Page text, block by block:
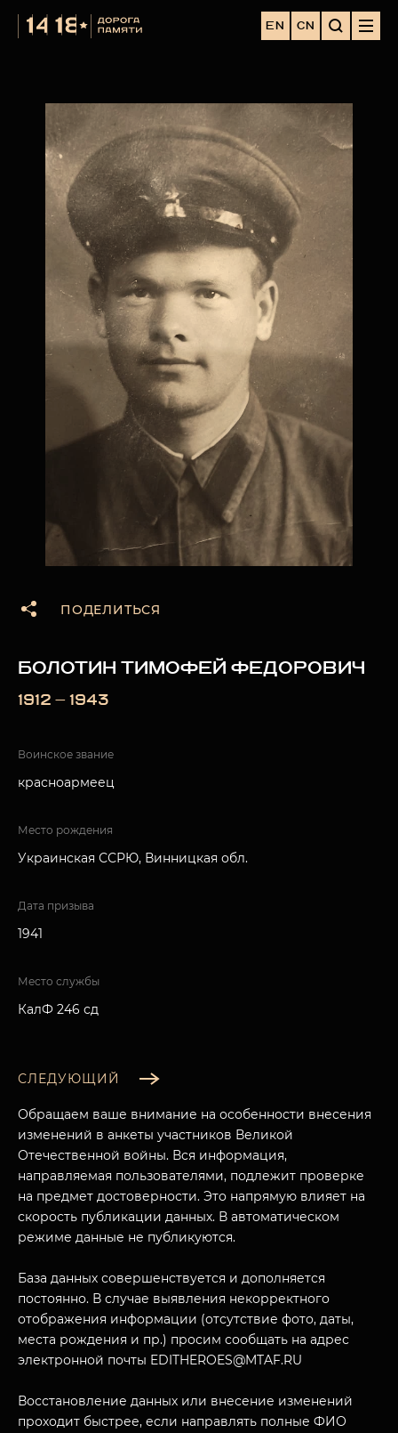
МУЗЕЙНЫЙ КОМПЛЕКС
ПОСЕТИТЕЛЯМ
EN CN
ПОДЕЛИТЬСЯ
БОЛОТИН ТИМОФЕЙ ФЕДОРОВИЧ
1912 — 1943
Воинское звание
красноармеец
Место рождения
Украинская ССРЮ, Винницкая обл.
Дата призыва
1941
Место службы
КалФ 246 сд
СЛЕДУЮЩИЙ
Обращаем ваше внимание на особенности внесения
изменений в анкеты участников Великой
Отечественной войны. Вся информация,
направляемая пользователями, подлежит проверке
на предмет достоверности. Это напрямую влияет на
скорость публикации данных. В автоматическом
режиме данные не публикуются.
База данных совершенствуется и дополняется
постоянно. В случае выявления некорректного
отображения информации (отсутствие фото, даты,
места рождения и пр.) просим сообщать на адрес
электронной почты EDITHEROES@MTAF.RU
Восстановление данных или внесение изменений
проходит быстрее, если направлять полные ФИО